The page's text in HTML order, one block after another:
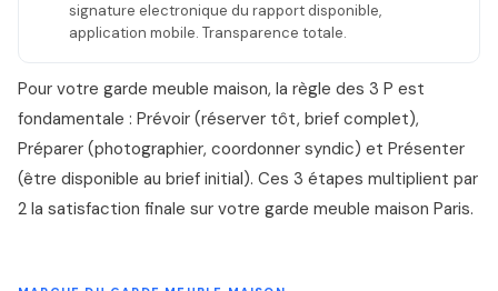
signature electronique du rapport disponible,
application mobile. Transparence totale.
Pour votre garde meuble maison, la règle des 3 P est
fondamentale : Prévoir (réserver tôt, brief complet),
Préparer (photographier, coordonner syndic) et Présenter
(être disponible au brief initial). Ces 3 étapes multiplient par
2 la satisfaction finale sur votre garde meuble maison Paris.